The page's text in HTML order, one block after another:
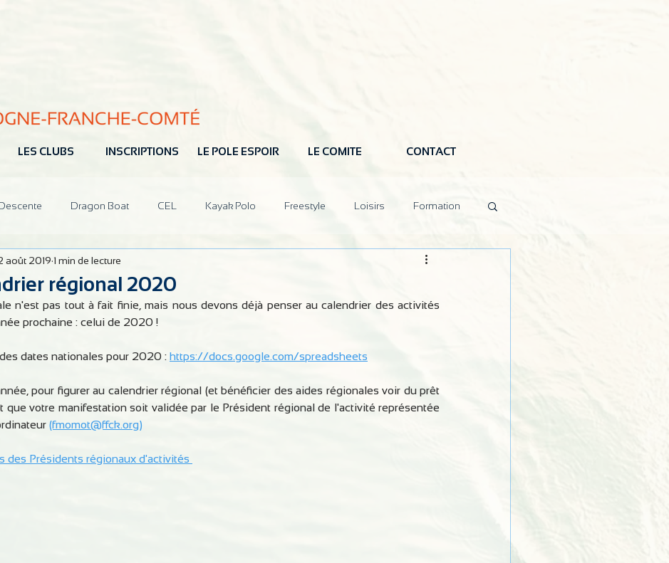
LES CLUBS INSCRIPTIONS LE POLE ESPOIR LE COMITE CONTACT
Dragon Boat CEL Kayak Polo Freestyle Loisirs Formation
Réunions CoDir
régional 2020
août 2019 1 min de lecture
n'est pas tout à fait finie, mais nous devons déjà penser au calendrier des activités
prochaine : celui de 2020 !
dates nationales pour 2020 : https://docs.google.com/spreadsheets
pour figurer au calendrier régional (et bénéficier des aides régionales voir du prêt
que votre manifestation soit validée par le Président régional de l'activité représentée
(fmomot@ffck.org)
des Présidents régionaux d'activités